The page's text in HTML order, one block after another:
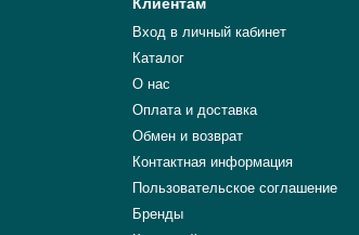
Вход в личный кабинет
Каталог
О нас
Оплата и доставка
Обмен и возврат
Контактная информация
Пользовательское соглашение
Бренды